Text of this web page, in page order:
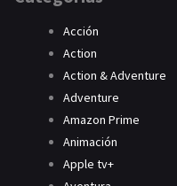
Acción
Action
Action & Adventure
Adventure
Amazon Prime
Animación
Apple tv+